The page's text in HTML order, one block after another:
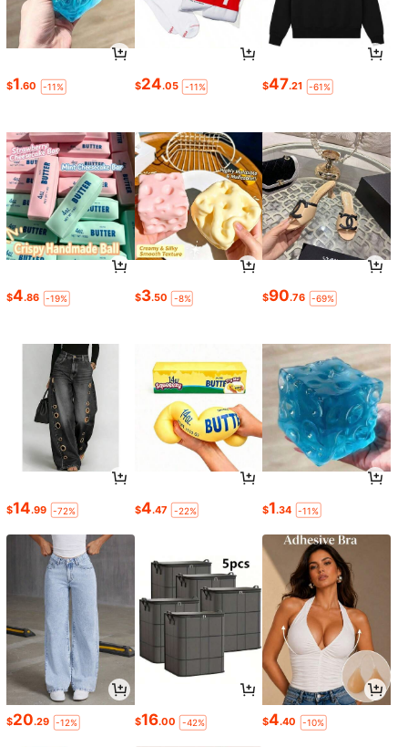
$1.60 -11% $24.05 -11% $47.21 -61%
$4.86 -19% $3.50 -8% $90.76 -69%
$14.99 -72% $4.47 -22% $1.34 -11%
$20.29 -12% $16.00 -42% $4.40 -10%